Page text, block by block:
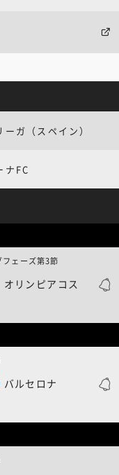
ーガ（スペイン）
ナFC
オリンピアコス
ェーズ第3節
バルセロナ